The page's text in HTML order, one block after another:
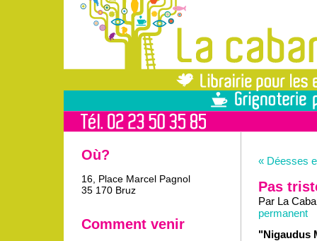
« Déesses
Pas
Par La
permanent
"Nigaudus
Où?
16, Place Marcel Pagnol
35 170 Bruz
Comment venir